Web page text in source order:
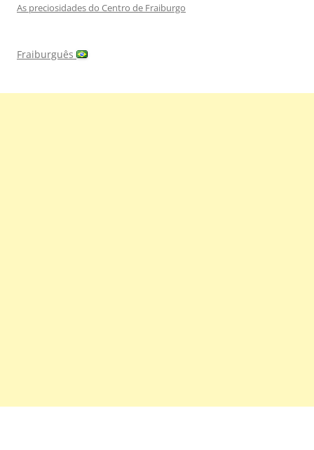
As preciosidades do Centro de Fraiburgo
Fraiburguês